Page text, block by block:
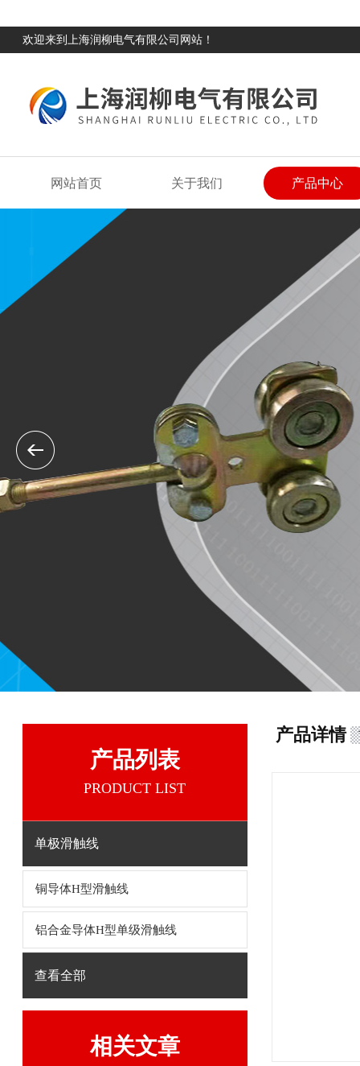
欢迎来到上海润柳电气有限公司网站！
网站首页 关于我们 产品中心
产品列表
PRODUCT LIST
单极滑触线
铜导体H型滑触线
铝合金导体H型单级滑触线
查看全部
相关文章
产品详情